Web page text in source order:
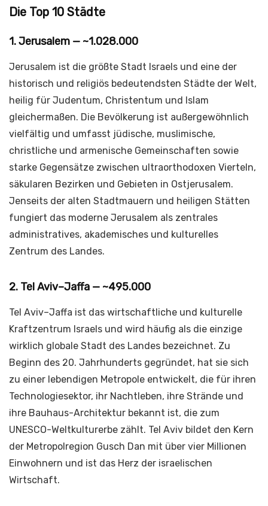
Die Top 10 Städte
1. Jerusalem — ~1.028.000
Jerusalem ist die größte Stadt Israels und eine der
historisch und religiös bedeutendsten Städte der Welt,
heilig für Judentum, Christentum und Islam
gleichermaßen. Die Bevölkerung ist außergewöhnlich
vielfältig und umfasst jüdische, muslimische,
christliche und armenische Gemeinschaften sowie
starke Gegensätze zwischen ultraorthodoxen Vierteln,
säkularen Bezirken und Gebieten in Ostjerusalem.
Jenseits der alten Stadtmauern und heiligen Stätten
fungiert das moderne Jerusalem als zentrales
administratives, akademisches und kulturelles
Zentrum des Landes.
2. Tel Aviv–Jaffa — ~495.000
Tel Aviv–Jaffa ist das wirtschaftliche und kulturelle
Kraftzentrum Israels und wird häufig als die einzige
wirklich globale Stadt des Landes bezeichnet. Zu
Beginn des 20. Jahrhunderts gegründet, hat sie sich
zu einer lebendigen Metropole entwickelt, die für ihren
Technologiesektor, ihr Nachtleben, ihre Strände und
ihre Bauhaus-Architektur bekannt ist, die zum
UNESCO-Weltkulturerbe zählt. Tel Aviv bildet den Kern
der Metropolregion Gusch Dan mit über vier Millionen
Einwohnern und ist das Herz der israelischen
Wirtschaft.